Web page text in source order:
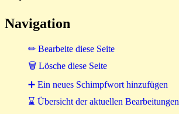
Navigation
✏ Bearbeite diese Seite
🗑 Lösche diese Seite
➕ Ein neues Schimpfwort hinzufügen
⌛ Übersicht der aktuellen Bearbeitungen